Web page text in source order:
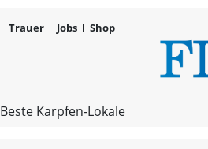
Trauer Jobs Shop
Beste Karpfen-Lokale